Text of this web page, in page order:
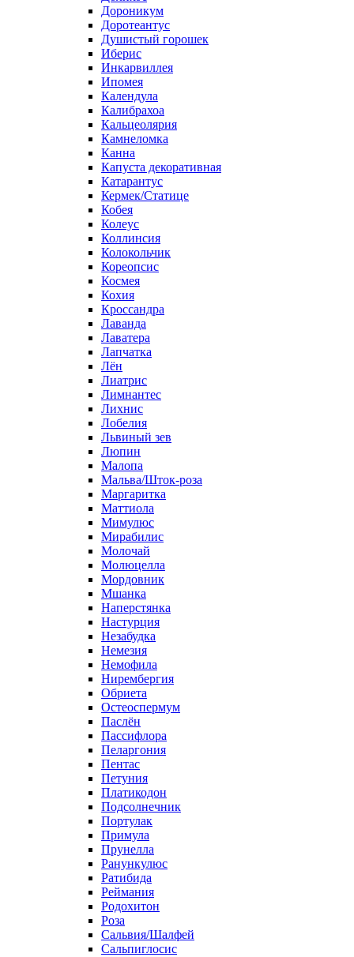
Дороникум
Доротеантус
Душистый горошек
Иберис
Инкарвиллея
Ипомея
Календула
Калибрахоа
Кальцеолярия
Камнеломка
Канна
Капуста декоративная
Катарантус
Кермек/Статице
Кобея
Колеус
Коллинсия
Колокольчик
Кореопсис
Космея
Кохия
Кроссандра
Лаванда
Лаватера
Лапчатка
Лён
Лиатрис
Лимнантес
Лихнис
Лобелия
Львиный зев
Люпин
Малопа
Мальва/Шток-роза
Маргаритка
Маттиола
Мимулюс
Мирабилис
Молочай
Молюцелла
Мордовник
Мшанка
Наперстянка
Настурция
Незабудка
Немезия
Немофила
Нирембергия
Обриета
Остеоспермум
Паслён
Пассифлора
Пеларгония
Пентас
Петуния
Платикодон
Подсолнечник
Портулак
Примула
Прунелла
Ранункулюс
Ратибида
Реймания
Родохитон
Роза
Сальвия/Шалфей
Сальпиглосис